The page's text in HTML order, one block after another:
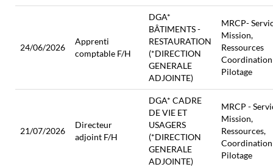
24/06/2026
Apprenti
comptable F/H
DGA*
BÂTIMENTS -
RESTAURATION
(*DIRECTION
GENERALE
ADJOINTE)
MRCP-
Mission,
Ressources
Pilotage
21/07/2026
Directeur
adjoint F/H
DGA* CADRE
DE VIE ET
USAGERS
(*DIRECTION
GENERALE
ADJOINTE)
MRCP -
Mission,
Ressources,
Pilotage